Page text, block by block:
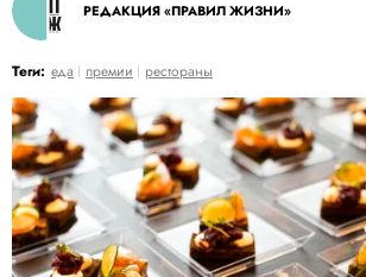
РЕДАКЦИЯ «ПРАВИЛ ЖИЗНИ»
Теги: еда премии рестораны